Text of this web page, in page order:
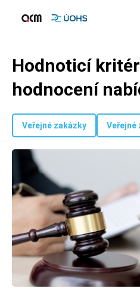
Hodnoticí
hodnocení
Veřejné zakázky Veřejné